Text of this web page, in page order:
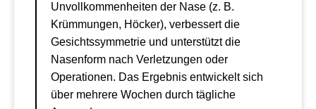
Unvollkommenheiten der Nase (z. B.
Krümmungen, Höcker), verbessert die
Gesichtssymmetrie und unterstützt die
Nasenform nach Verletzungen oder
Operationen. Das Ergebnis entwickelt sich
über mehrere Wochen durch tägliche